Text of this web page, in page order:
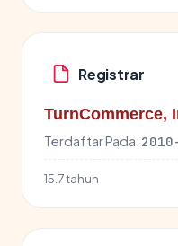
Registrar
TurnCommerce,
Terdaftar Pada:
15.7 tahun